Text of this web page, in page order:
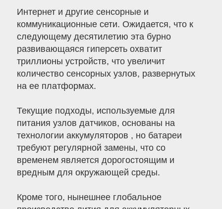
Интернет и другие сенсорные и
коммуникационные сети. Ожидается, что к
следующему десятилетию эта бурно
развивающаяся гиперсеть охватит
триллионы устройств, что увеличит
количество сенсорных узлов, развернутых
на ее платформах.
Текущие подходы, используемые для
питания узлов датчиков, основаны на
технологии аккумуляторов , но батареи
требуют регулярной замены, что со
временем является дорогостоящим и
вредным для окружающей среды.
Кроме того, нынешнее глобальное